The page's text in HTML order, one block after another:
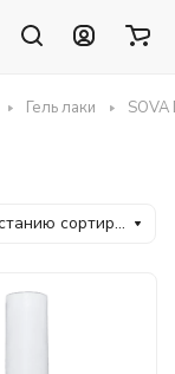
Гель лаки SOVA
По возрастанию сортировки